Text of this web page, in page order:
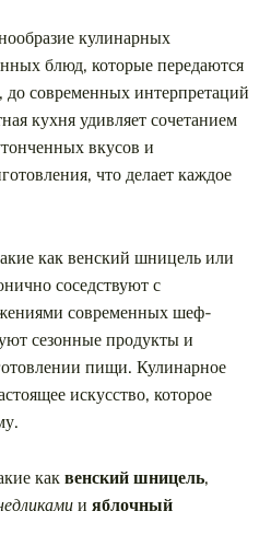
кулинарных
блюд, которые передаются
до современных интерпретаций
кухня удивляет сочетанием
вкусов и
что делает каждое
как венский шницель или
соседствуют с
современных шеф-
сезонные продукты и
пищи. Кулинарное
искусство, которое
каквенский шницель,
и яблочный